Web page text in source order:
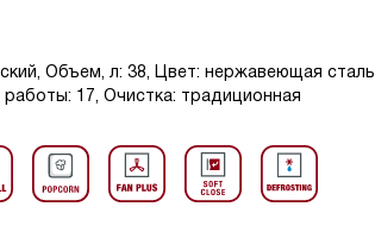
Объем, л: 38, Цвет: нержавеющая сталь
17, Очистка: традиционная